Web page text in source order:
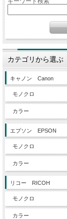
カテゴリから選ぶ
キャノン Canon
モノクロ
カラー
エプソン EPSON
モノクロ
カラー
リコー RICOH
モノクロ
カラー